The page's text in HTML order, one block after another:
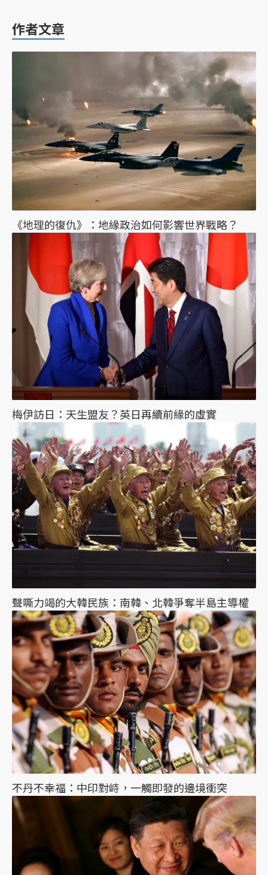
作者文章
《地理的復仇》：地緣政治如何影響世界戰略？
梅伊訪日：天生盟友？英日再續前緣的虛實
聲嘶力竭的大韓民族：南韓、北韓爭奪半島主導權
不丹不幸福：中印對峙，一觸即發的邊境衝突